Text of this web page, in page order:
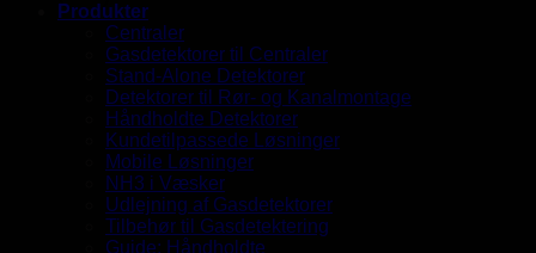
Produkter
Centraler
Gasdetektorer til Centraler
Stand-Alone Detektorer
Detektorer til Rør- og Kanalmontage
Håndholdte Detektorer
Kundetilpassede Løsninger
Mobile Løsninger
NH3 i Væsker
Udlejning af Gasdetektorer
Tilbehør til Gasdetektering
Guide: Håndholdte